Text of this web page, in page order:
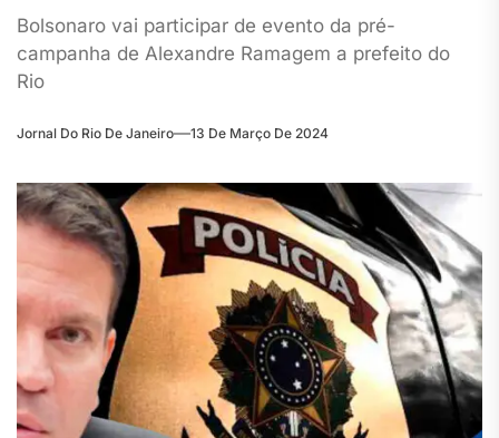
Bolsonaro vai participar de evento da pré-
campanha de Alexandre Ramagem a prefeito do
Rio
Jornal Do Rio De Janeiro 13 De Março De 2024